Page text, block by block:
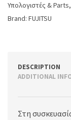
Υπολογιστές & Parts,
Brand: FUJITSU
DESCRIPTION
ADDITIONAL
Στη